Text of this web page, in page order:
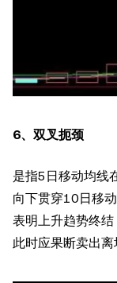
6、双叉扼颈
是指5日移动均线
向下贯穿10日移
表明上升趋势终结
此时应果断卖出离